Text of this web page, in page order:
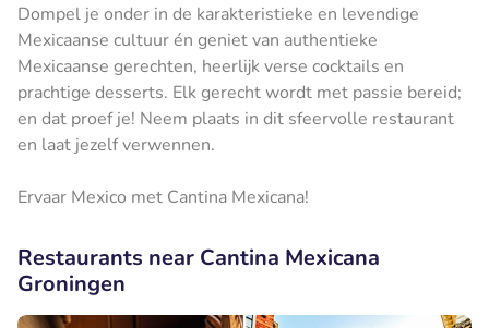
Dompel je onder in de karakteristieke en levendige
Mexicaanse cultuur én geniet van authentieke
Mexicaanse gerechten, heerlijk verse cocktails en
prachtige desserts. Elk gerecht wordt met passie bereid;
en dat proef je! Neem plaats in dit sfeervolle restaurant
en laat jezelf verwennen.
Ervaar Mexico met Cantina Mexicana!
Restaurants near Cantina Mexicana
Groningen